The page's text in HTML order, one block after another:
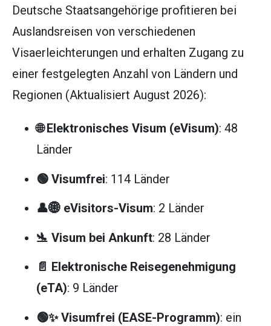
Deutsche Staatsangehörige profitieren bei
Auslandsreisen von verschiedenen
Visaerleichterungen und erhalten Zugang zu
einer festgelegten Anzahl von Ländern und
Regionen (Aktualisiert August 2026):
🌐 Elektronisches Visum (eVisum): 48
Länder
🟢 Visumfrei: 114 Länder
👤🌐 eVisitors-Visum: 2 Länder
🛬 Visum bei Ankunft: 28 Länder
📄 Elektronische Reisegenehmigung
(eTA): 9 Länder
🟢✨ Visumfrei (EASE-Programm): ein